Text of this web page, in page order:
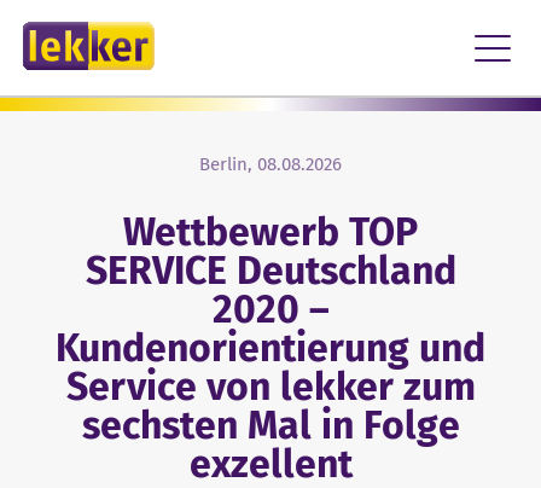
FÜR UNTERNEHMEN
NACHHALTIGKEIT
Berlin, 08.08.2026
Wettbewerb TOP
SERVICE Deutschland
2020 –
Kundenorientierung und
Service von lekker zum
sechsten Mal in Folge
exzellent